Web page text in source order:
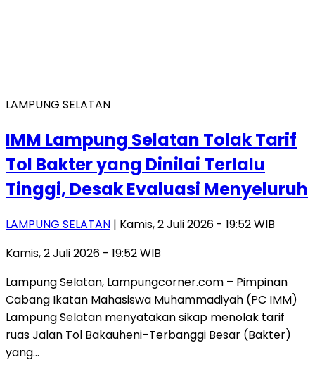
LAMPUNG SELATAN
IMM Lampung Selatan Tolak Tarif
Tol Bakter yang Dinilai Terlalu
Tinggi, Desak Evaluasi Menyeluruh
LAMPUNG SELATAN | Kamis, 2 Juli 2026 - 19:52 WIB
Kamis, 2 Juli 2026 - 19:52 WIB
Lampung Selatan, Lampungcorner.com – Pimpinan
Cabang Ikatan Mahasiswa Muhammadiyah (PC IMM)
Lampung Selatan menyatakan sikap menolak tarif
ruas Jalan Tol Bakauheni–Terbanggi Besar (Bakter)
yang…